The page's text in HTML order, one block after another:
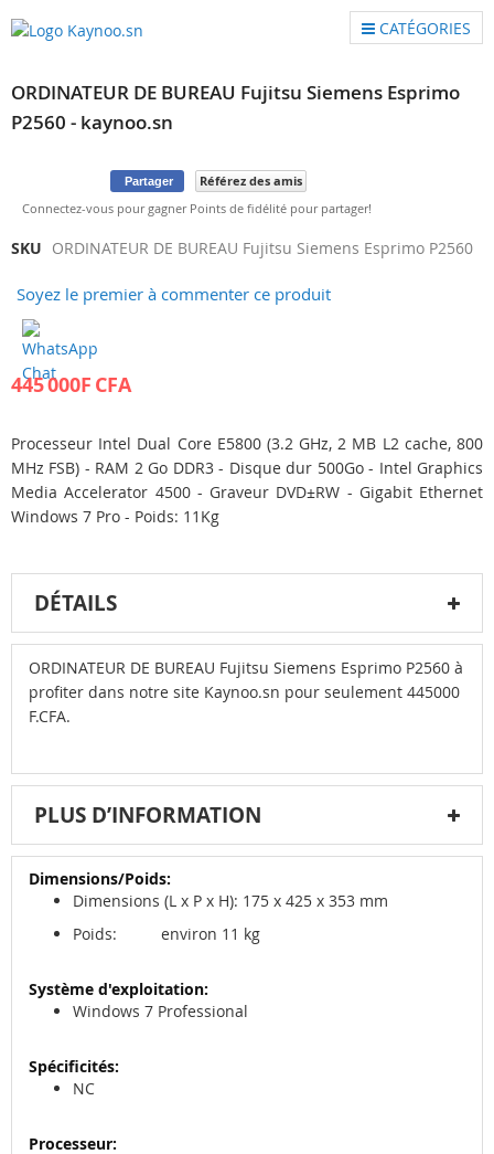
CATÉGORIES
ORDINATEUR DE BUREAU Fujitsu Siemens Esprimo
P2560 - kaynoo.sn
Partager
Référez des amis
Connectez-vous pour gagner Points de fidélité pour partager!
SKU ORDINATEUR DE BUREAU Fujitsu Siemens Esprimo P2560
Soyez le premier à commenter ce produit
445 000F CFA
Processeur Intel Dual Core E5800 (3.2 GHz, 2 MB L2 cache, 800
MHz FSB) - RAM 2 Go DDR3 - Disque dur 500Go - Intel Graphics
Media Accelerator 4500 - Graveur DVD±RW - Gigabit Ethernet
Windows 7 Pro - Poids: 11Kg
Skip
the
end
of
the
images
Skip
the
beginning
of
the
images
DÉTAILS
ORDINATEUR DE BUREAU Fujitsu Siemens Esprimo P2560 à
profiter dans notre site Kaynoo.sn pour seulement 445000
F.CFA.
PLUS D’INFORMATION
Plus
d’information
Dimensions (L x P x H): 175 x 425 x 353 mm
Poids: environ 11 kg
Windows 7 Professional
NC